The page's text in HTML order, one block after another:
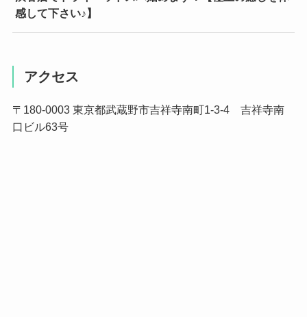
感して下さい♪】
アクセス
〒180-0003 東京都武蔵野市吉祥寺南町1-3-4 吉祥寺南
口ビル63号